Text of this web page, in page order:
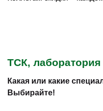
ТСК, лаборатория
Какая или какие
Выбирайте!